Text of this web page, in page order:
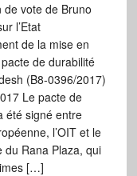
de vote de Bruno
l’Etat
de la mise en
de durabilité
(B8-0396/2017)
Le pacte de
été signé entre
l’OIT et le
du Rana Plaza, qui
[…]